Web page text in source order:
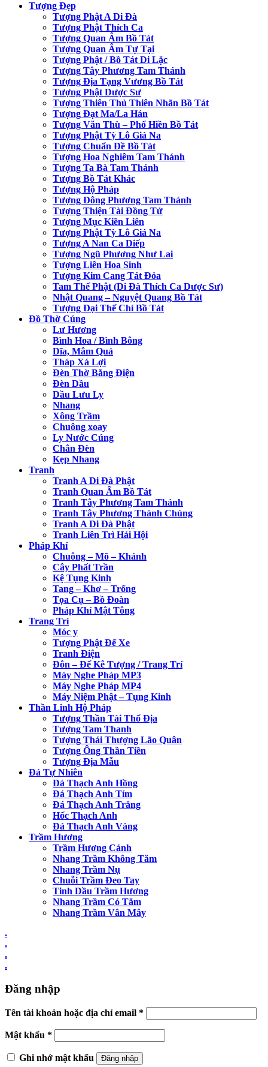
Tượng Đẹp
Tượng Phật A Di Đà
Tượng Phật Thích Ca
Tượng Quan Âm Bồ Tát
Tượng Quan Âm Tự Tại
Tượng Phật / Bồ Tát Di Lặc
Tượng Tây Phương Tam Thánh
Tượng Địa Tạng Vương Bồ Tát
Tượng Phật Dược Sư
Tượng Thiên Thủ Thiên Nhãn Bồ Tát
Tượng Đạt Ma/La Hán
Tượng Văn Thù – Phổ Hiền Bồ Tát
Tượng Phật Tỳ Lô Giá Na
Tượng Chuẩn Đề Bồ Tát
Tượng Hoa Nghiêm Tam Thánh
Tượng Ta Bà Tam Thánh
Tượng Bồ Tát Khác
Tượng Hộ Pháp
Tượng Đông Phương Tam Thánh
Tượng Thiện Tài Đồng Tử
Tượng Mục Kiền Liên
Tượng Phật Tỳ Lô Giá Na
Tượng A Nan Ca Diếp
Tượng Ngũ Phương Như Lai
Tượng Liên Hoa Sinh
Tượng Kim Cang Tát Đỏa
Tam Thế Phật (Di Đà Thích Ca Dược Sư)
Nhật Quang – Nguyệt Quang Bồ Tát
Tượng Đại Thế Chí Bồ Tát
Đồ Thờ Cúng
Lư Hương
Bình Hoa / Bình Bông
Dĩa, Mâm Quả
Tháp Xá Lợi
Đèn Thờ Bằng Điện
Đèn Dầu
Dầu Lưu Ly
Nhang
Xông Trầm
Chuông xoay
Ly Nước Cúng
Chân Đèn
Kẹp Nhang
Tranh
Tranh A Di Đà Phật
Tranh Quan Âm Bồ Tát
Tranh Tây Phương Tam Thánh
Tranh Tây Phương Thánh Chúng
Tranh A Di Đà Phật
Tranh Liên Trì Hải Hội
Pháp Khí
Chuông – Mõ – Khánh
Cây Phất Trần
Kệ Tụng Kinh
Tang – Khơ – Trống
Tọa Cụ – Bồ Đoàn
Pháp Khí Mật Tông
Trang Trí
Móc y
Tượng Phật Để Xe
Tranh Điện
Đôn – Đế Kê Tượng / Trang Trí
Máy Nghe Pháp MP3
Máy Nghe Pháp MP4
Máy Niệm Phật – Tụng Kinh
Thần Linh Hộ Pháp
Tượng Thần Tài Thổ Địa
Tượng Tam Thanh
Tượng Thái Thượng Lão Quân
Tượng Ông Thần Tiền
Tượng Địa Mẫu
Đá Tự Nhiên
Đá Thạch Anh Hồng
Đá Thạch Anh Tím
Đá Thạch Anh Trắng
Hốc Thạch Anh
Đá Thạch Anh Vàng
Trầm Hương
Trầm Hương Cảnh
Nhang Trầm Không Tăm
Nhang Trầm Nụ
Chuỗi Trầm Đeo Tay
Tinh Dầu Trầm Hương
Nhang Trầm Có Tăm
Nhang Trầm Vân Mây
.
.
.
.
Đăng nhập
Tên tài khoản hoặc địa chỉ email *
Mật khẩu *
Ghi nhớ mật khẩu Đăng nhập